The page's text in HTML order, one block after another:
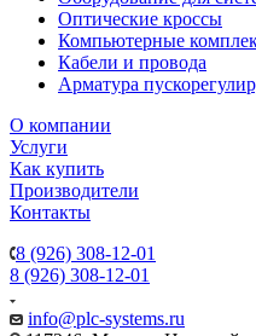
Оптические кроссы
Компьютерные
Кабели и провода
Арматура
О компании
Услуги
Как купить
Производители
Контакты
8 (926) 308-12-01
8 (926) 308-12-01
info@plc-systems.ru